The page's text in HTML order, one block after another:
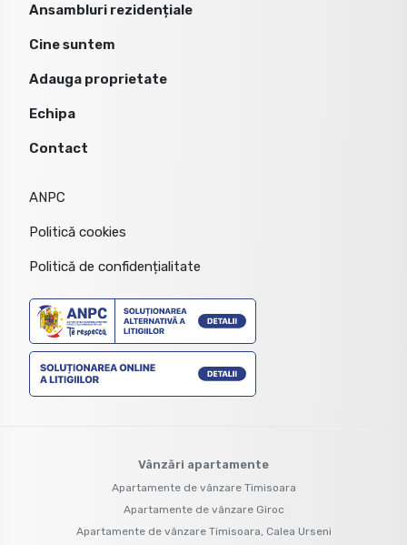
Ansambluri rezidențiale
Cine suntem
Adauga proprietate
Echipa
Contact
ANPC
Politică cookies
Politică de confidențialitate
Vânzări apartamente
Apartamente de vânzare Timisoara
Apartamente de vânzare Giroc
Apartamente de vânzare Timisoara, Calea Urseni